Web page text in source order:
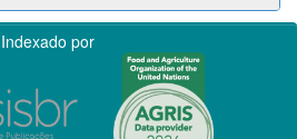
Indexado por